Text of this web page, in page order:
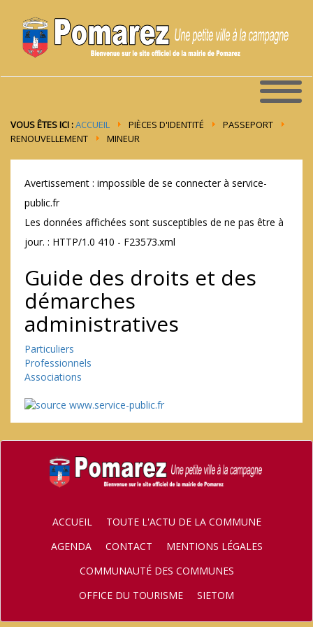
VOUS ÊTES ICI :ACCUEIL PIÈCES D'IDENTITÉ
PASSEPORT
RENOUVELLEMENT
MINEUR
Avertissement : impossible de se connecter à service-
public.fr
Les données affichées sont susceptibles de ne pas être à
jour. : HTTP/1.0 410 - F23573.xml
Guide des droits et des
démarches
administratives
Particuliers
Professionnels
Associations
ACCUEIL
TOUTE L'ACTU DE LA COMMUNE
AGENDA
CONTACT
MENTIONS LÉGALES
COMMUNAUTÉ DES COMMUNES
OFFICE DU TOURISME
SIETOM